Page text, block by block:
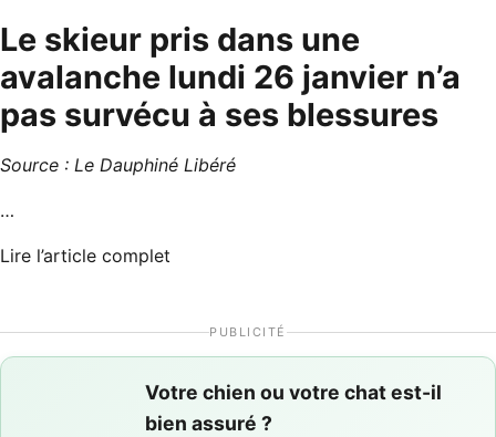
Le skieur pris dans une
avalanche lundi 26 janvier n’a
pas survécu à ses blessures
Source : Le Dauphiné Libéré
…
Lire l’article complet
PUBLICITÉ
Votre chien ou votre chat est-il
bien assuré ?